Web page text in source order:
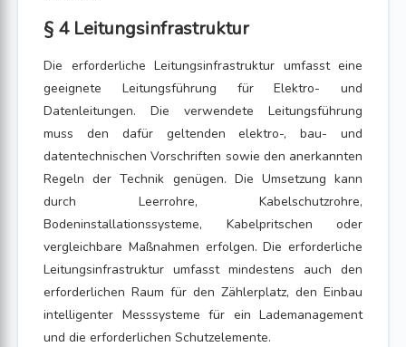
§ 4 Leitungsinfrastruktur
Die erforderliche Leitungsinfrastruktur umfasst eine
geeignete Leitungsführung für Elektro- und
Datenleitungen. Die verwendete Leitungsführung
muss den dafür geltenden elektro-, bau- und
datentechnischen Vorschriften sowie den anerkannten
Regeln der Technik genügen. Die Umsetzung kann
durch Leerrohre, Kabelschutzrohre,
Bodeninstallationssysteme, Kabelpritschen oder
vergleichbare Maßnahmen erfolgen. Die erforderliche
Leitungsinfrastruktur umfasst mindestens auch den
erforderlichen Raum für den Zählerplatz, den Einbau
intelligenter Messsysteme für ein Lademanagement
und die erforderlichen Schutzelemente.